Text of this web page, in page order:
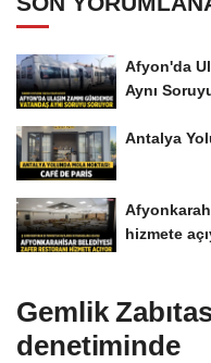
Afyon'da
Aynı
Antalya
hizmete
Gemlik
denetiminde